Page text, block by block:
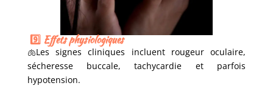
9️⃣ Effets physiologiques
🫁Les signes cliniques incluent rougeur oculaire,
sécheresse buccale, tachycardie et parfois
hypotension.